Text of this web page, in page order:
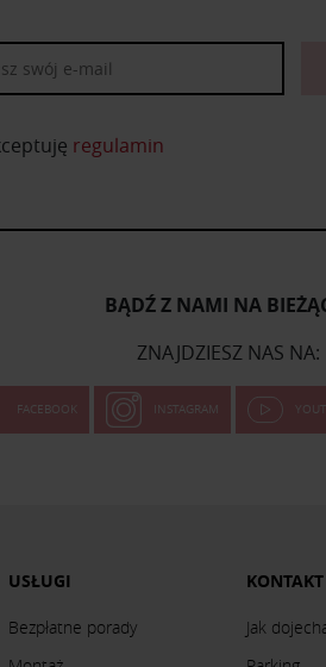
regulamin
BĄDŹ Z NAMI NA
ZNAJDZIESZ NAS NA:
FACEBOOK INSTAGRAM
USŁUGI
Bezpłatne porady
KONTAKT
Jak